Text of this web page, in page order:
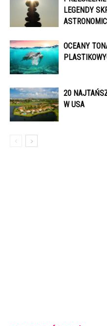
LEGENDY
OCEANY
20
W USA